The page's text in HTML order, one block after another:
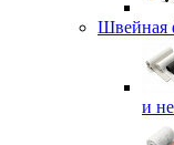
Швейная
и